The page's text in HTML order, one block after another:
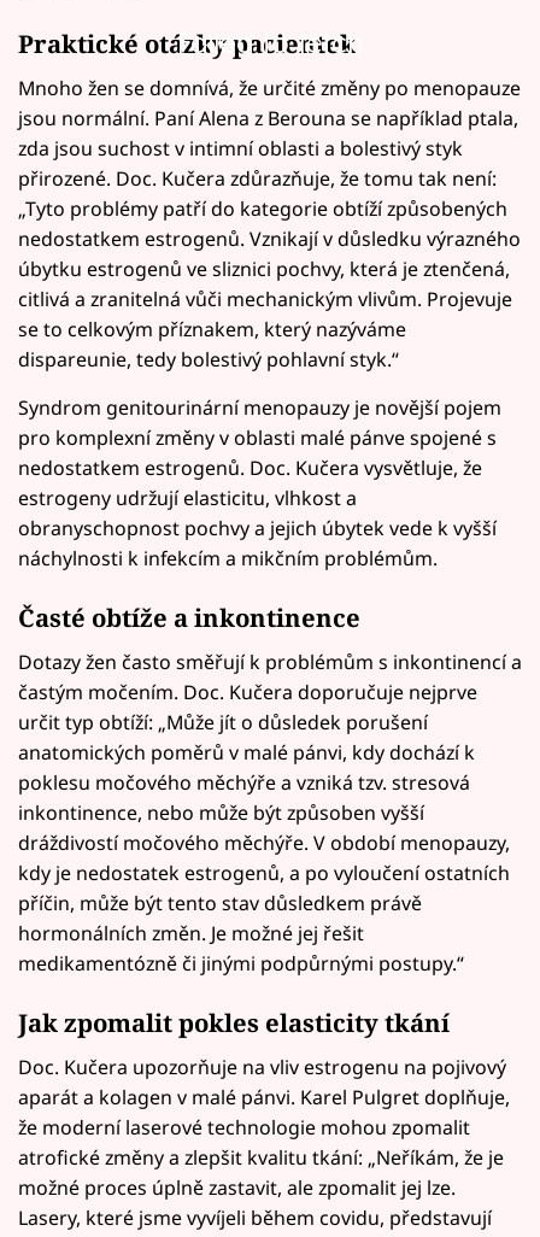
Failed to fetch
Praktické otázky pacientek
Mnoho žen se domnívá, že určité změny po menopauze
jsou normální. Paní Alena z Berouna se například ptala,
zda jsou suchost v intimní oblasti a bolestivý styk
přirozené. Doc. Kučera zdůrazňuje, že tomu tak není:
„Tyto problémy patří do kategorie obtíží způsobených
nedostatkem estrogenů. Vznikají v důsledku výrazného
úbytku estrogenů ve sliznici pochvy, která je ztenčená,
citlivá a zranitelná vůči mechanickým vlivům. Projevuje
se to celkovým příznakem, který nazýváme
dispareunie, tedy bolestivý pohlavní styk.“
Syndrom genitourinární menopauzy je novější pojem
pro komplexní změny v oblasti malé pánve spojené s
nedostatkem estrogenů. Doc. Kučera vysvětluje, že
estrogeny udržují elasticitu, vlhkost a
obranyschopnost pochvy a jejich úbytek vede k vyšší
náchylnosti k infekcím a mikčním problémům.
Časté obtíže a inkontinence
Dotazy žen často směřují k problémům s inkontinencí a
častým močením. Doc. Kučera doporučuje nejprve
určit typ obtíží: „Může jít o důsledek porušení
anatomických poměrů v malé pánvi, kdy dochází k
poklesu močového měchýře a vzniká tzv. stresová
inkontinence, nebo může být způsoben vyšší
dráždivostí močového měchýře. V období menopauzy,
kdy je nedostatek estrogenů, a po vyloučení ostatních
příčin, může být tento stav důsledkem právě
hormonálních změn. Je možné jej řešit
medikamentózně či jinými podpůrnými postupy.“
Jak zpomalit pokles elasticity tkání
Doc. Kučera upozorňuje na vliv estrogenu na pojivový
aparát a kolagen v malé pánvi. Karel Pulgret doplňuje,
že moderní laserové technologie mohou zpomalit
atrofické změny a zlepšit kvalitu tkání: „Neříkám, že je
možné proces úplně zastavit, ale zpomalit jej lze.
Lasery, které jsme vyvíjeli během covidu, představují